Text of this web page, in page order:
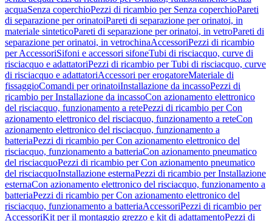
acquaSenza coperchioPezzi di ricambio per Senza coperchioPareti
di separazione per orinatoiPareti di separazione per orinatoi, in
materiale sinteticoPareti di separazione per orinatoi, in vetroPareti di
separazione per orinatoi, in vetrochinaAccessoriPezzi di ricambio
per AccessoriSifoni e accessori sifoneTubi di risciacquo, curve di
risciacquo e adattatoriPezzi di ricambio per Tubi di risciacquo, curve
di risciacquo e adattatoriAccessori per erogatoreMateriale di
fissaggioComandi per orinatoiInstallazione da incassoPezzi di
ricambio per Installazione da incassoCon azionamento elettronico
del risciacquo, funzionamento a retePezzi di ricambio per Con
azionamento elettronico del risciacquo, funzionamento a reteCon
azionamento elettronico del risciacquo, funzionamento a
batteriaPezzi di ricambio per Con azionamento elettronico del
risciacquo, funzionamento a batteriaCon azionamento pneumatico
del risciacquoPezzi di ricambio per Con azionamento pneumatico
del risciacquoInstallazione esternaPezzi di ricambio per Installazione
esternaCon azionamento elettronico del risciacquo, funzionamento a
batteriaPezzi di ricambio per Con azionamento elettronico del
risciacquo, funzionamento a batteriaAccessoriPezzi di ricambio per
AccessoriKit per il montaggio grezzo e kit di adattamentoPezzi di